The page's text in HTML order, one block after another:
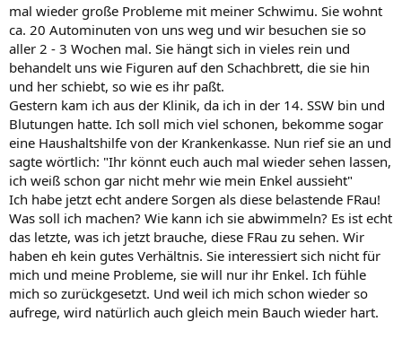
mal wieder große Probleme mit meiner Schwimu. Sie wohnt
ca. 20 Autominuten von uns weg und wir besuchen sie so
aller 2 - 3 Wochen mal. Sie hängt sich in vieles rein und
behandelt uns wie Figuren auf den Schachbrett, die sie hin
und her schiebt, so wie es ihr paßt.
Gestern kam ich aus der Klinik, da ich in der 14. SSW bin und
Blutungen hatte. Ich soll mich viel schonen, bekomme sogar
eine Haushaltshilfe von der Krankenkasse. Nun rief sie an und
sagte wörtlich: "Ihr könnt euch auch mal wieder sehen lassen,
ich weiß schon gar nicht mehr wie mein Enkel aussieht"
Ich habe jetzt echt andere Sorgen als diese belastende FRau!
Was soll ich machen? Wie kann ich sie abwimmeln? Es ist echt
das letzte, was ich jetzt brauche, diese FRau zu sehen. Wir
haben eh kein gutes Verhältnis. Sie interessiert sich nicht für
mich und meine Probleme, sie will nur ihr Enkel. Ich fühle
mich so zurückgesetzt. Und weil ich mich schon wieder so
aufrege, wird natürlich auch gleich mein Bauch wieder hart.